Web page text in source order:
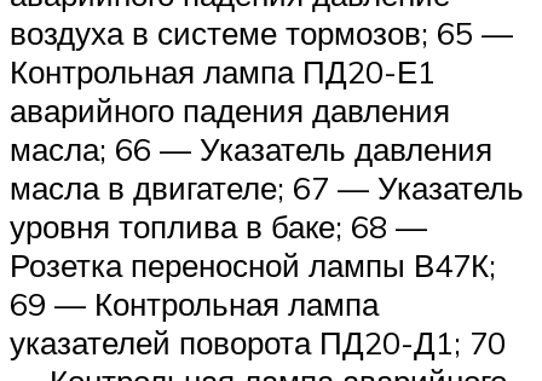
воздуха в системе тормозов; 65 —
Контрольная лампа ПД20-Е1
аварийного падения давления
масла; 66 — Указатель давления
масла в двигателе; 67 — Указатель
уровня топлива в баке; 68 —
Розетка переносной лампы В47К;
69 — Контрольная лампа
указателей поворота ПД20-Д1; 70